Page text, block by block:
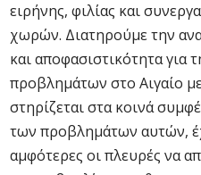
ειρήνης, φιλίας και
χωρών. Διατηρούμε την
και αποφασιστικότητα
προβλημάτων στο Αιγαίο
στηρίζεται στα κοινά
των προβλημάτων αυτών,
αμφότερες οι πλευρές να